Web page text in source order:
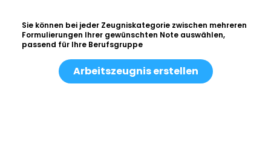
Sie können bei jeder Zeugniskategorie zwischen mehreren
Formulierungen Ihrer gewünschten Note auswählen,
passend für Ihre Berufsgruppe
Arbeitszeugnis erstellen